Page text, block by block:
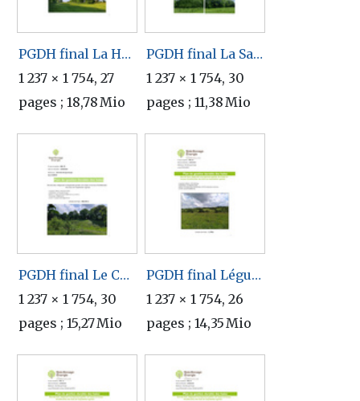
PGDH final La Hogue.pdf
1 237 × 1 754, 27
pages ; 18,78 Mio
PGDH final La Sauvagère.pdf
1 237 × 1 754, 30
pages ; 11,38 Mio
PGDH final Le Champ au Loup.pdf
1 237 × 1 754, 30
pages ; 15,27 Mio
PGDH final Légumes d Ajay.pdf
1 237 × 1 754, 26
pages ; 14,35 Mio